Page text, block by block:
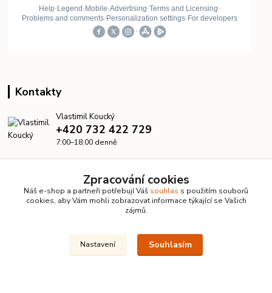
Kontakty
Vlastimil Koucký
+420 732 422 729
7:00–18:00 denně
© 2026 KanalizaceLevne.cz · Všechna práva vyhrazena ·
Zpracování cookies
Náš e-shop a partneři potřebují Váš souhlas s použitím souborů
cookies, aby Vám mohli zobrazovat informace týkající se Vašich
zájmů.
Nastavení Souhlasím